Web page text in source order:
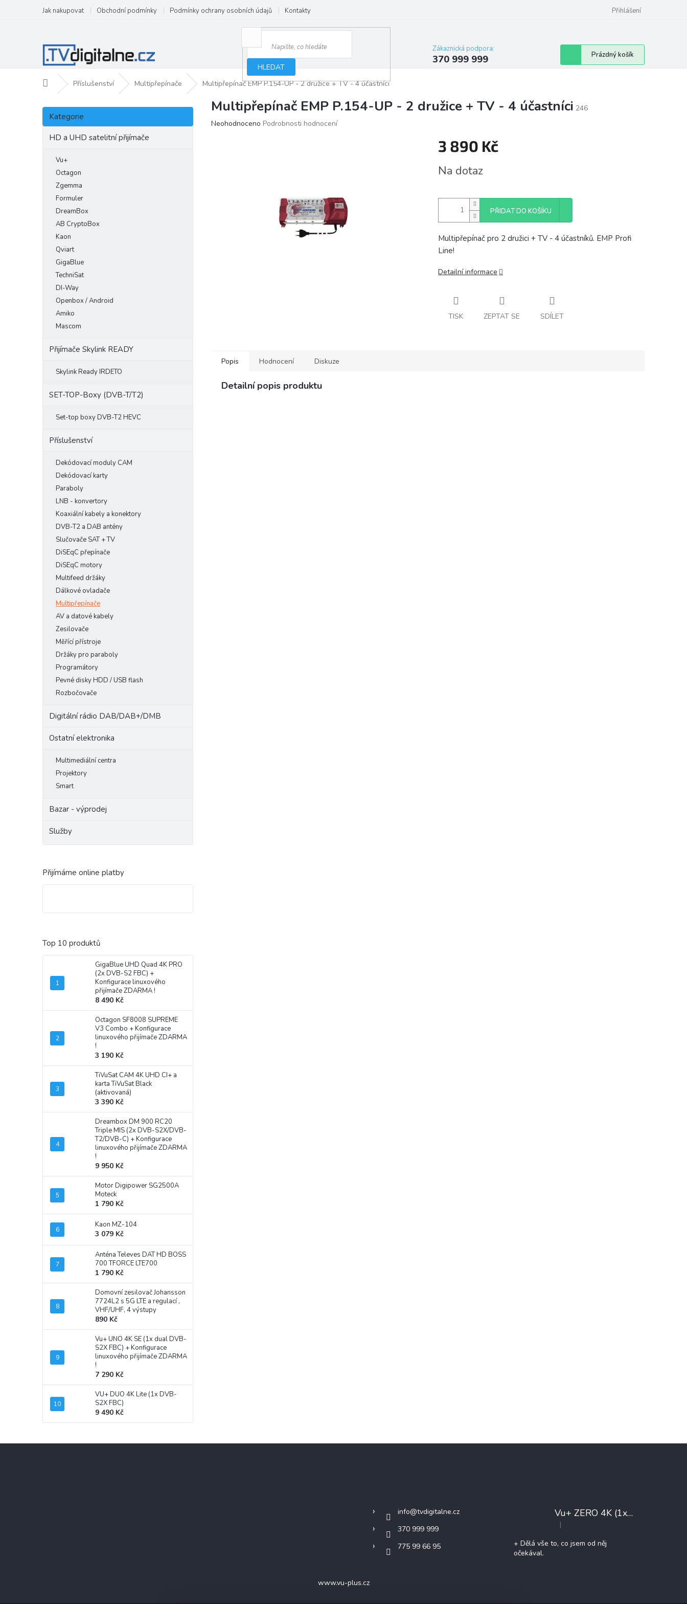
obsah
Jak nakupovat Obchodní podmínky Podmínky ochrany osobních údajů Kontakty Přihlášení
HLEDAT
Zákaznická podpora:
370 999 999
Nákupní
košík
Prázdný košík
Domů Příslušenství Multipřepínače Multipřepínač EMP P.154-UP - 2 družice + TV - 4 účastníci
P
s
Přeskočit
kategorie
Kategorie
HD a UHD satelitní přijímače
Vu+
Octagon
Zgemma
Formuler
DreamBox
AB CryptoBox
Kaon
Qviart
GigaBlue
TechniSat
DI-Way
Openbox / Android
Amiko
Mascom
Přijímače Skylink READY
Skylink Ready IRDETO
SET-TOP-Boxy (DVB-T/T2)
Set-top boxy DVB-T2 HEVC
Příslušenství
Dekódovací moduly CAM
Dekódovací karty
Paraboly
LNB - konvertory
Koaxiální kabely a konektory
DVB-T2 a DAB antény
Slučovače SAT + TV
DiSEqC přepínače
DiSEqC motory
Multifeed držáky
Dálkové ovladače
Multipřepínače
AV a datové kabely
Zesilovače
Měřící přístroje
Držáky pro paraboly
Programátory
Pevné disky HDD / USB flash
Rozbočovače
Digitální rádio DAB/DAB+/DMB
Ostatní elektronika
Multimediální centra
Projektory
Smart
Bazar - výprodej
Služby
Přijímáme online platby
Top 10 produktů
GigaBlue UHD Quad 4K PRO
(2x DVB-S2 FBC) +
Konfigurace linuxového
přijímače ZDARMA !
8 490 Kč
Octagon SF8008 SUPREME
V3 Combo + Konfigurace
linuxového přijímače ZDARMA
!
3 190 Kč
TiVuSat CAM 4K UHD CI+ a
karta TiVuSat Black
(aktivovaná)
3 390 Kč
Dreambox DM 900 RC20
Triple MIS (2x DVB-S2X/DVB-
T2/DVB-C) + Konfigurace
linuxového přijímače ZDARMA
!
9 950 Kč
Motor Digipower SG2500A
Moteck
1 790 Kč
Kaon MZ-104
3 079 Kč
Anténa Televes DAT HD BOSS
700 TFORCE LTE700
1 790 Kč
Domovní zesilovač Johansson
7724L2 s 5G LTE a regulací ,
VHF/UHF, 4 výstupy
890 Kč
Vu+ UNO 4K SE (1x dual DVB-
S2X FBC) + Konfigurace
linuxového přijímače ZDARMA
!
7 290 Kč
VU+ DUO 4K Lite (1x DVB-
S2X FBC)
9 490 Kč
Multipřepínač EMP P.154-UP - 2 družice + TV - 4 účastníci 246
Průměrné
Neohodnoceno Podrobnosti hodnocení
3 890 Kč
cena:
Na dotaz
PŘIDAT DO KOŠÍKU
Multipřepínač pro 2 družici + TV - 4 účastníků. EMP Profi
Line!
Detailní informace
TISK ZEPTAT SE SDÍLET
Popis Hodnocení Diskuze
Detailní popis produktu
info@tvdigitalne.cz
370 999 999
775 99 66 95
Vu+ ZERO 4K (1x DVB-T2/C)
Hodnocení produktu je 5 z 5 hvězdiček.
|
+ Dělá vše to, co jsem od něj
očekával.
www.vu-plus.cz